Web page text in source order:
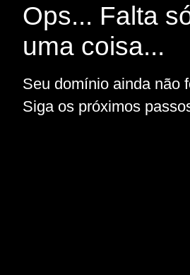
Ops... Falta
uma coisa...
Seu domínio ainda não
Siga os próximos